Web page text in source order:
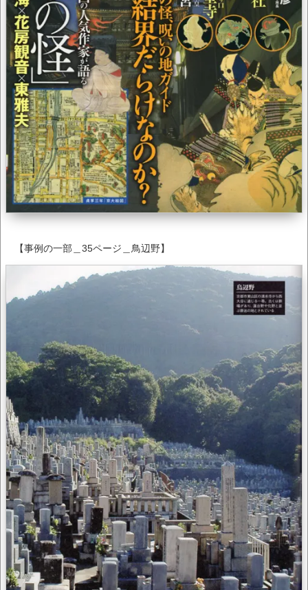
【事例の一部＿35ページ＿鳥辺野】